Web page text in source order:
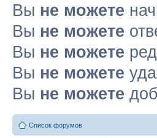
Вы не можете
Вы не можете
Вы не можете
Вы не можете
Вы не можете
Список форумов